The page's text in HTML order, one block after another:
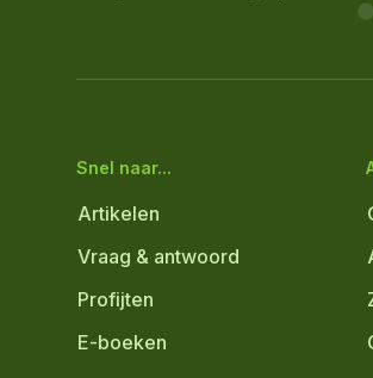
Snel naar...
Artikelen
Vraag & antwoord
Profijten
E-boeken